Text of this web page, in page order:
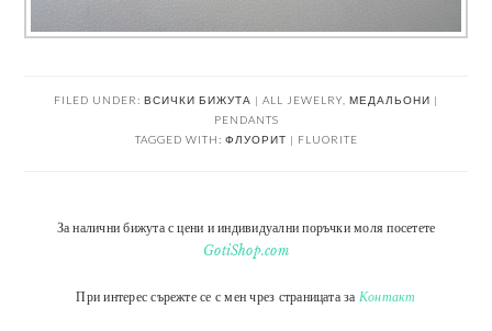
FILED UNDER: ВСИЧКИ БИЖУТА | ALL JEWELRY МЕДАЛЬОНИ |
PENDANTS
TAGGED WITH: ФЛУОРИТ | FLUORITE
За налични бижута с цени и индивидуални поръчки моля посетете
GotiShop.com
При интерес сърежте се с мен чрез страницата за Контакт